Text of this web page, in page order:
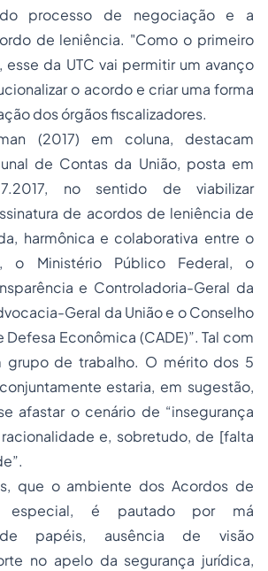
do processo de negociação e a
de leniência. "Como o primeiro
esse da UTC vai permitir um avanço
o acordo e criar uma forma
dos órgãos fiscalizadores.
(2017) em coluna, destacam
de Contas da União, posta em
no sentido de viabilizar
de acordos de leniência de
harmônica e colaborativa entre o
o Ministério Público Federal, o
e Controladoria-Geral da
Geral da União e o Conselho
Econômica (CADE)”. Tal com
grupo de trabalho. O mérito dos 5
estaria, em sugestão,
afastar o cenário de “insegurança
e, sobretudo, de [falta
que o ambiente dos Acordos de
especial, é pautado por má
de papéis, ausência de visão
no apelo da segurança jurídica,